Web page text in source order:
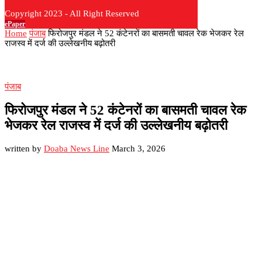
Copyright 2023 - All Right Reserved
ePaper
Home पंजाब फिरोजपुर मंडल ने 52 कंटेनरों का बासमती चावल रेक भेजकर रेल
राजस्व में दर्ज की उल्लेखनीय बढ़ोतरी
पंजाब
फिरोजपुर मंडल ने 52 कंटेनरों का बासमती चावल रेक
भेजकर रेल राजस्व में दर्ज की उल्लेखनीय बढ़ोतरी
written by Doaba News Line March 3, 2026